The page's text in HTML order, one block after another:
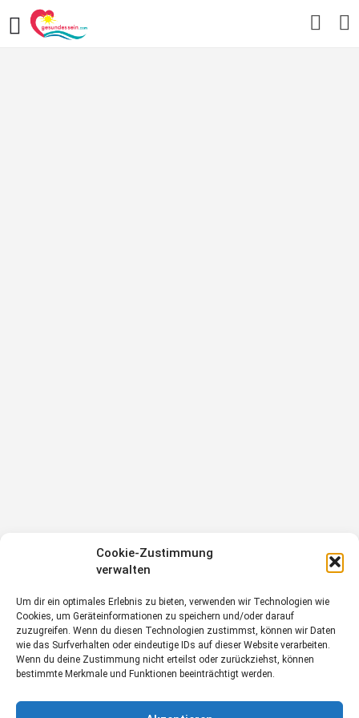
Cookie-Zustimmung
verwalten
Um dir ein optimales Erlebnis zu bieten, verwenden wir Technologien wie
Cookies, um Geräteinformationen zu speichern und/oder darauf
zuzugreifen. Wenn du diesen Technologien zustimmst, können wir Daten
wie das Surfverhalten oder eindeutige IDs auf dieser Website verarbeiten.
Wenn du deine Zustimmung nicht erteilst oder zurückziehst, können
bestimmte Merkmale und Funktionen beeinträchtigt werden.